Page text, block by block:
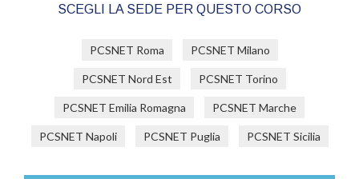
SCEGLI LA SEDE PER QUESTO CORSO
PCSNET Roma PCSNET Milano
PCSNET Nord Est PCSNET Torino
PCSNET Emilia Romagna PCSNET Marche
PCSNET Napoli PCSNET Puglia PCSNET Sicilia